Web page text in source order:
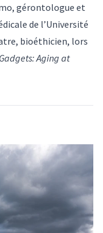
gérontologue et
de l’Université
bioéthicien, lors
Aging at